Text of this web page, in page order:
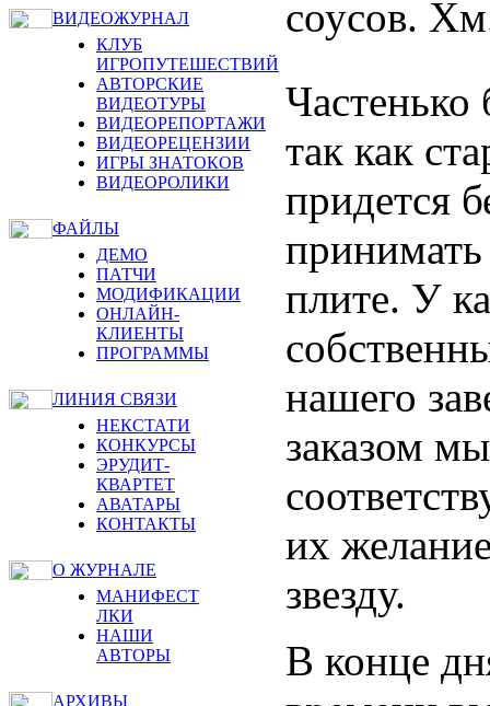
ВИДЕОЖУРНАЛ
КЛУБ
ИГРОПУТЕШЕСТВИЙ
АВТОРСКИЕ
ВИДЕОТУРЫ
ВИДЕОРЕПОРТАЖИ
ВИДЕОРЕЦЕНЗИИ
ИГРЫ ЗНАТОКОВ
ВИДЕОРОЛИКИ
ФАЙЛЫ
ДЕМО
ПАТЧИ
МОДИФИКАЦИИ
ОНЛАЙН-
КЛИЕНТЫ
ПРОГРАММЫ
ЛИНИЯ СВЯЗИ
НЕКСТАТИ
КОНКУРСЫ
ЭРУДИТ-
КВАРТЕТ
АВАТАРЫ
КОНТАКТЫ
О ЖУРНАЛЕ
МАНИФЕСТ
ЛКИ
НАШИ
АВТОРЫ
АРХИВЫ
соусов.
Частенько
так как
придется
принимать
плите. У
нашего
заказом
их
звезду.
В конце